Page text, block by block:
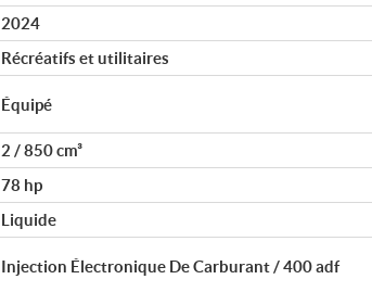
2024
Récréatifs et utilitaires
Équipé
2 / 850 cm³
78 hp
Liquide
Injection Électronique De Carburant / 400 adf